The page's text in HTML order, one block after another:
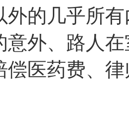
外的几乎所
意外、路人
偿医药费、